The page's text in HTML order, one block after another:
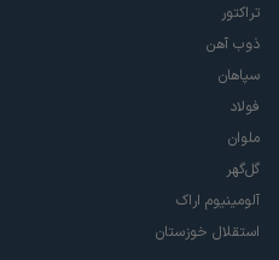
تراکتور
ذوب آهن
سپاهان
فولاد
ملوان
گل‌گهر
آلومینیوم اراک
استقلال خوزستان